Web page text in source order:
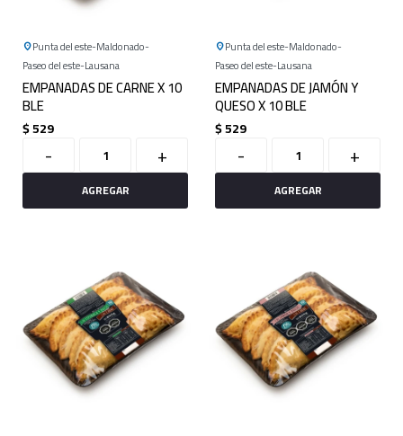
Punta del este Maldonado
Paseo del este Lausana
EMPANADAS DE CARNE X 10
BLE
$529
- +
Punta del este Maldonado
Paseo del este Lausana
EMPANADAS DE JAMÓN Y
QUESO X 10 BLE
$529
- +